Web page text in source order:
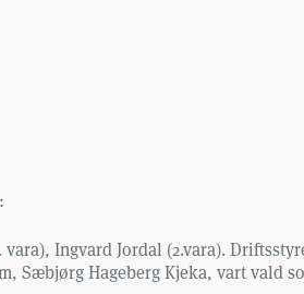
Ingvard Jordal (2.vara).
Sæbjørg Hageberg Kjeka, vart vald